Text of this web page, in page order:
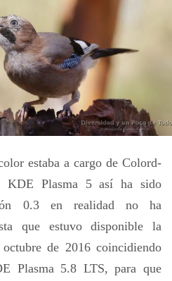
estaba a cargo de Colord-
Plasma 5 así ha sido
0.3 en realidad no ha
que estuvo disponible la
de 2016 coincidiendo
Plasma 5.8 LTS, para que